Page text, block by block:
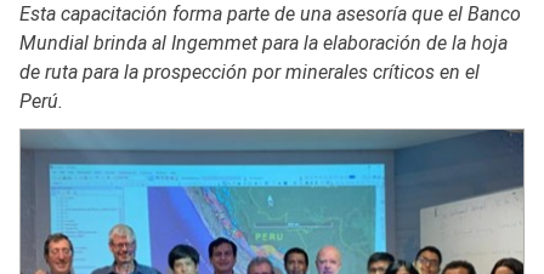
Esta capacitación forma parte de una asesoría que el Banco
Mundial brinda al Ingemmet para la elaboración de la hoja
de ruta para la prospección por minerales críticos en el
Perú.